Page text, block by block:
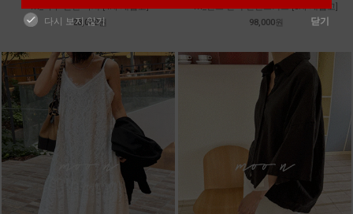
m_마무 린넨 나시 [4차 재입고]
28,000원
m_밴프 핀턱 린넨스커트 [3차 재입고]
98,000원
다시 보지 않기 닫기